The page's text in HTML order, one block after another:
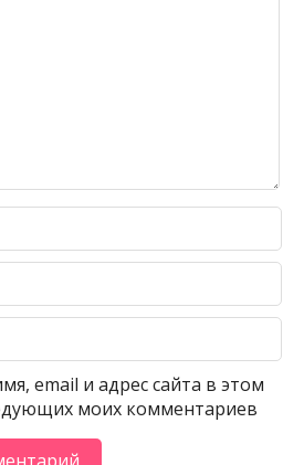
email и адрес сайта в этом
моих комментариев